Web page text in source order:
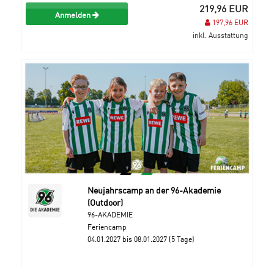
Anmelden 219,96 EUR
197,96 EUR
inkl. Ausstattung
Neujahrscamp an der 96-Akademie
(Outdoor)
96-AKADEMIE
Feriencamp
04.01.2027 bis 08.01.2027 (5 Tage)